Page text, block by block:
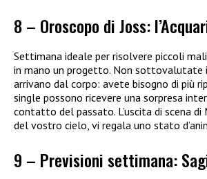
8 – Oroscopo di Joss:
Settimana ideale per risolvere piccoli
in mano un progetto. Non sottovalutate
arrivano dal corpo: avete bisogno di più
single possono ricevere una sorpresa
contatto del passato. L’uscita di scena di
del vostro cielo, vi regala uno stato
9 – Previsioni settimana: